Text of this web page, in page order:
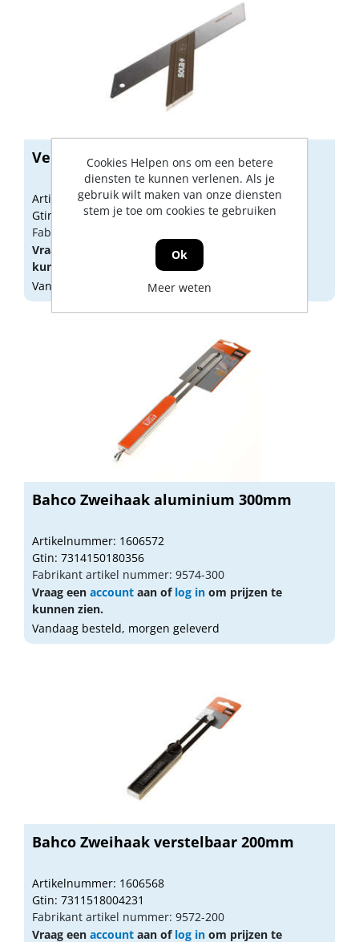
Verstekhaak Sola 300mm
Artikelnummer: 1603251
Gtin: 9002719021223
Fabrikant artikel nummer: 56031101
Vraag een
aan oflog in
kunnen zien.
Vandaag besteld, morgen geleverd
Bahco Zweihaak aluminium 300mm
Artikelnummer: 1606572
Gtin: 7314150180356
Fabrikant artikel nummer: 9574-300
Vraag een account aan of log in om prijzen te
kunnen zien.
Vandaag besteld, morgen geleverd
Bahco Zweihaak verstelbaar 200mm
Artikelnummer: 1606568
Gtin: 7311518004231
Fabrikant artikel nummer: 9572-200
Vraag een account aan of log in om prijzen te
Cookies Helpen ons om een betere
diensten te kunnen verlenen. Als je
gebruik wilt maken van onze diensten
stem je toe om cookies te gebruiken
Ok
Meer weten